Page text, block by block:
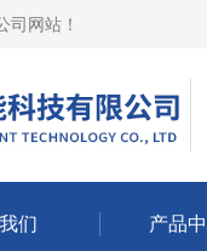
司网站 ！
们 产品